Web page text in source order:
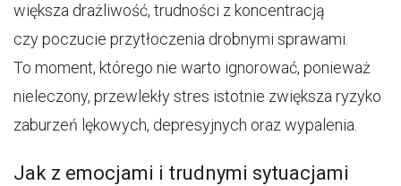
większa drażliwość, trudności z koncentracją
czy poczucie przytłoczenia drobnymi sprawami.
To moment, którego nie warto ignorować, ponieważ
nieleczony, przewlekły stres istotnie zwiększa ryzyko
zaburzeń lękowych, depresyjnych oraz wypalenia.
Jak z emocjami i trudnymi sytuacjami